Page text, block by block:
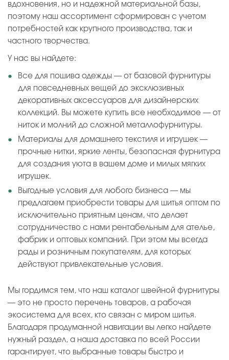
вдохновения, но и надежной материальной базы,
поэтому наш ассортимент сформирован с учетом
потребностей как крупного производства, так и
частного творчества.
У нас вы найдете:
Все для пошива одежды — от базовой фурнитуры
для повседневных вещей до эксклюзивных
декоративных аксессуаров для дизайнерских
коллекций. Вы можете купить все необходимое — от
ниток и молний до сложной металлофурнитуры.
Материалы для домашнего текстиля и игрушек —
прочные нитки, яркие ленты, безопасная фурнитура
для создания уюта в вашем доме и милых мягких
игрушек.
Выгодные условия для любого бизнеса — мы
предлагаем приобрести товары для шитья оптом по
исключительно приятным ценам, что делает
сотрудничество с нами рентабельным для ателье,
фабрик и оптовых компаний. При этом мы всегда
рады и розничным покупателям, для которых
действуют привлекательные условия.
Мы гордимся тем, что наш каталог швейной фурнитуры
— это не просто перечень товаров, а рабочая
экосистема для всех, кто связан с миром шитья.
Благодаря продуманной навигации вы легко найдете
нужный раздел, а наша доставка по всей России
гарантирует, что выбранные товары быстро и